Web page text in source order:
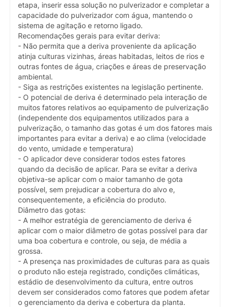
etapa, inserir essa solução no pulverizador e completar a
capacidade do pulverizador com água, mantendo o
sistema de agitação e retorno ligado.
Recomendações gerais para evitar deriva:
- Não permita que a deriva proveniente da aplicação
atinja culturas vizinhas, áreas habitadas, leitos de rios e
outras fontes de água, criações e áreas de preservação
ambiental.
- Siga as restrições existentes na legislação pertinente.
- O potencial de deriva é determinado pela interação de
muitos fatores relativos ao equipamento de pulverização
(independente dos equipamentos utilizados para a
pulverização, o tamanho das gotas é um dos fatores mais
importantes para evitar a deriva) e ao clima (velocidade
do vento, umidade e temperatura)
- O aplicador deve considerar todos estes fatores
quando da decisão de aplicar. Para se evitar a deriva
objetiva-se aplicar com o maior tamanho de gota
possível, sem prejudicar a cobertura do alvo e,
consequentemente, a eficiência do produto.
Diâmetro das gotas:
- A melhor estratégia de gerenciamento de deriva é
aplicar com o maior diâmetro de gotas possível para dar
uma boa cobertura e controle, ou seja, de média a
grossa.
- A presença nas proximidades de culturas para as quais
o produto não esteja registrado, condições climáticas,
estádio de desenvolvimento da cultura, entre outros
devem ser considerados como fatores que podem afetar
o gerenciamento da deriva e cobertura da planta.